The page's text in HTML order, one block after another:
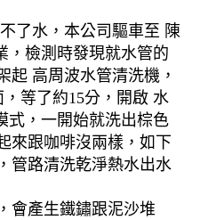
了水，本公司驅車至 陳
，檢測時發現就水管的
起 高周波水管清洗機，
等了約15分，開啟 水
式，一開始就洗出棕色
來跟咖啡沒兩樣，如下
管路清洗乾淨熱水出水
會產生鐵鏽跟泥沙堆